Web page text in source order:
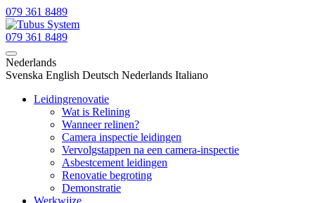
079 361 8489
079 361 8489
Nederlands
Svenska English Deutsch Nederlands Italiano
Leidingrenovatie
Wat is Relining
Wanneer relinen?
Camera inspectie leidingen
Vervolgstappen na een camera-inspectie
Asbestcement leidingen
Renovatie begroting
Demonstratie
Werkwijze